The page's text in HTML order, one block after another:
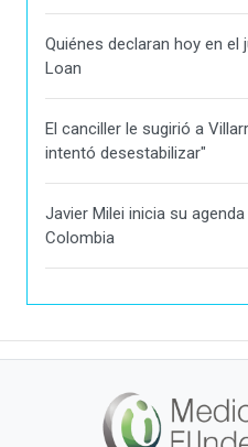
Quiénes declaran hoy en
Loan
El canciller le sugirió a
intentó desestabilizar"
Javier Milei inicia su
Colombia